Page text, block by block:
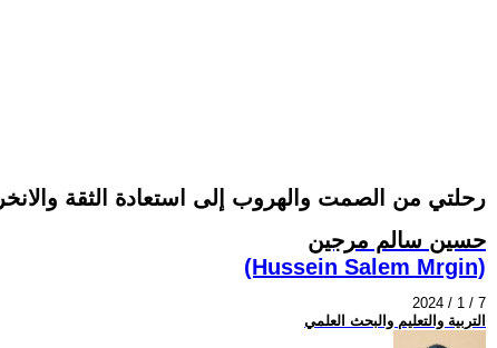
رحلتي من الصمت والهروب إلى استعادة الثقة
حسين سالم مرجين
(Hussein Salem Mrgin)
2024 / 1 / 7
التربية والتعليم والبحث العلمي